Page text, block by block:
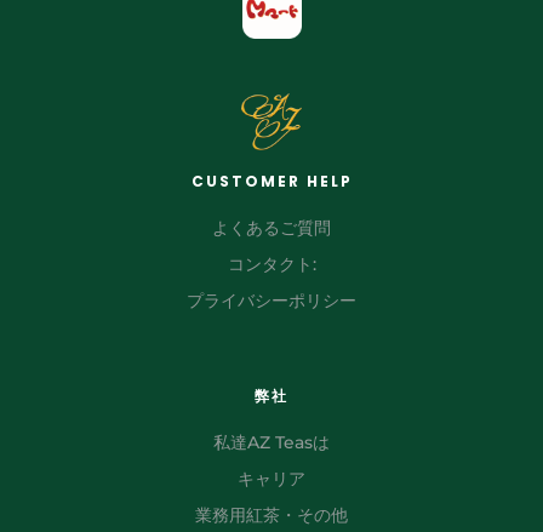
CUSTOMER HELP
よくあるご質問
コンタクト:
プライバシーポリシー
弊社
私達AZ Teasは
キャリア
業務用紅茶・その他